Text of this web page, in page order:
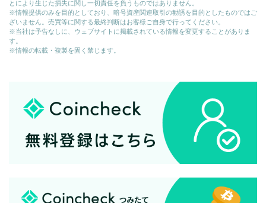
とにより生じた損失に関し一切責任を負うものではありません。
※情報提供のみを目的としており、暗号資産関連取引の勧誘を目的としたものではご
ざいません。売買等に関する最終判断はお客様ご自身で行ってください。
※当社は予告なしに、ウェブサイトに掲載されている情報を変更することがありま
す。
※情報の転載・複製を固く禁じます。